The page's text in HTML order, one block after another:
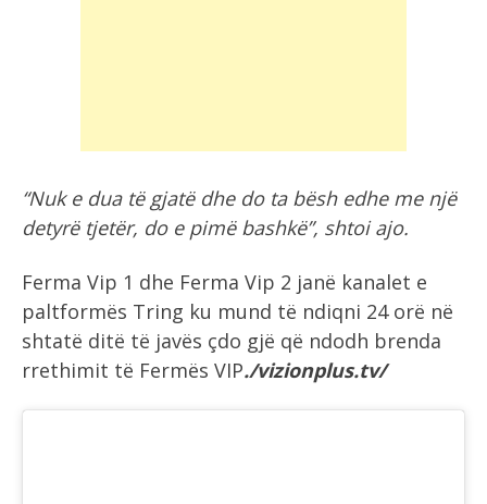
“Nuk e dua të gjatë dhe do ta bësh edhe me një
detyrë tjetër, do e pimë bashkë”, shtoi ajo.
Ferma Vip 1 dhe Ferma Vip 2 janë kanalet e
paltformës Tring ku mund të ndiqni 24 orë në
shtatë ditë të javës çdo gjë që ndodh brenda
rrethimit të Fermës VIP./vizionplus.tv/